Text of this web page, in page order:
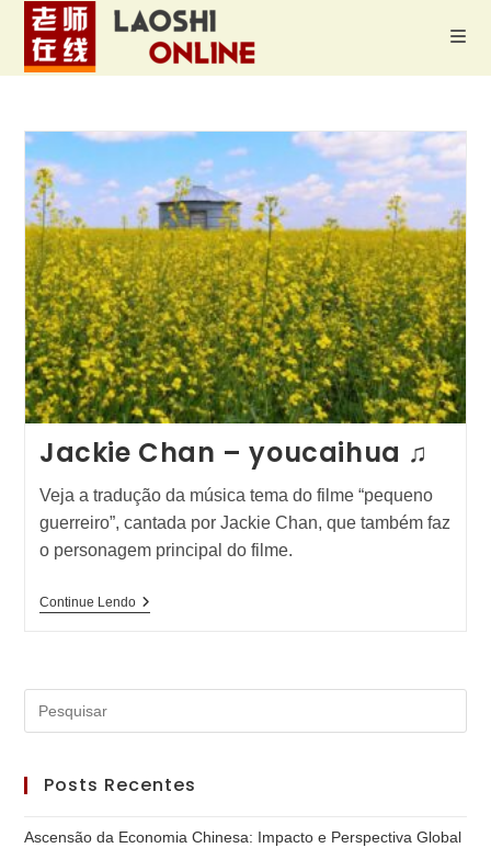
Jackie Chan – youcaihua ♫
Veja a tradução da música tema do filme “pequeno
guerreiro”, cantada por Jackie Chan, que também faz
o personagem principal do filme.
Continue LendoJackie
a
Posts Recentes
Ascensão da Economia Chinesa: Impacto e Perspectiva Global